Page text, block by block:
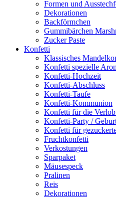
Formen und
Dekorationen
Backförmchen
Gummibärchen
Zucker Paste
Konfetti
Klassisches
Konfetti spezielle
Konfetti-Hochzeit
Konfetti-Abschluss
Konfetti-Taufe
Konfetti-Kommunion
Konfetti für die
Konfetti-Party /
Konfetti für
Fruchtkonfetti
Verkostungen
Sparpaket
Mäusespeck
Pralinen
Reis
Dekorationen